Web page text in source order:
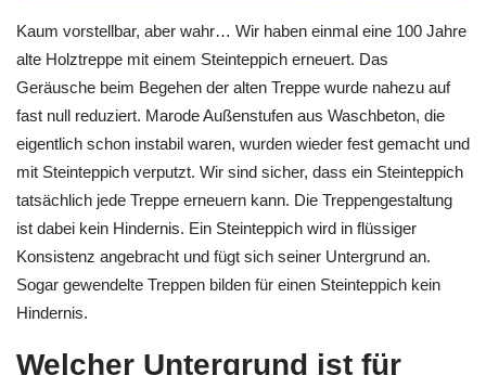
Kaum vorstellbar, aber wahr… Wir haben einmal eine 100 Jahre
alte Holztreppe mit einem Steinteppich erneuert. Das
Geräusche beim Begehen der alten Treppe wurde nahezu auf
fast null reduziert. Marode Außenstufen aus Waschbeton, die
eigentlich schon instabil waren, wurden wieder fest gemacht und
mit Steinteppich verputzt. Wir sind sicher, dass ein Steinteppich
tatsächlich jede Treppe erneuern kann. Die Treppengestaltung
ist dabei kein Hindernis. Ein Steinteppich wird in flüssiger
Konsistenz angebracht und fügt sich seiner Untergrund an.
Sogar gewendelte Treppen bilden für einen Steinteppich kein
Hindernis.
Welcher Untergrund ist für